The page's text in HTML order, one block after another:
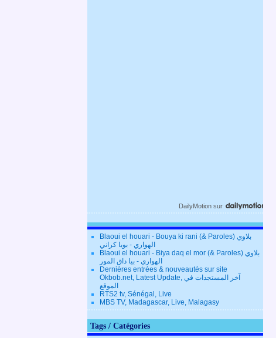
DailyMotion sur
Blaoui el houari - Bouya ki rani (& Paroles) بلاوي
الهواري - بويا كراني
Blaoui el houari - Biya daq el mor (& Paroles) بلاوي
الهواري - بيا داق المور
Dernières entrées & nouveautés sur site
Okbob.net, Latest Update, آخر المستجدات في
الموقع
RTS2 tv, Sénégal, Live
MBS TV, Madagascar, Live, Malagasy
Tags / Catégories